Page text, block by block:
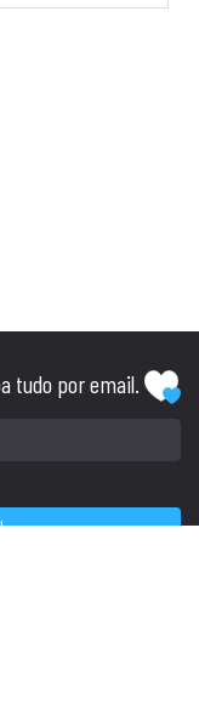
tudo por email.